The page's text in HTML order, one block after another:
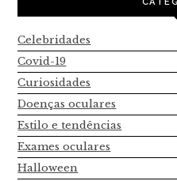
Celebridades
Covid-19
Curiosidades
Doenças oculares
Estilo e tendências
Exames oculares
Halloween